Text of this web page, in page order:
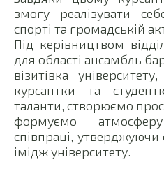
змогу реалізувати
спорті та громадській
Під керівництвом
для області ансамбль
візитівка
курсантки та
таланти, створюємо
формуємо
співпраці, утверджуючи
імідж університету.